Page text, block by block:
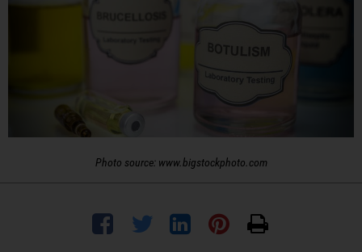
Photo source: www.bigstockphoto.com